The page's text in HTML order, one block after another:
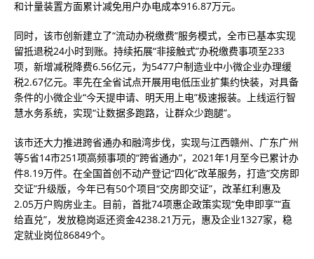
和计量装置方面累计减免用户办电成本916.87万元。
同时，该市创新建立了“流动办税缴费”服务模式，全市已基本实现
留抵退税24小时到账。持续拓展“非接触式”办税缴费事项至233
项，新增减税降费6.56亿元，为5477户制造业中小微企业办理缓
税2.67亿元。率先在全省试点开展用电低压业扩集约快装，对具备
条件的小微企业“今天提申请、明天用上电”极速报装。上线运行智
慧水务系统，实现“让数据多跑路，让群众少跑腿”。
该市还大力推进跨省通办和融湾步伐，实现与江西赣州、广东广州
等5省14市251项高频事项的“跨省通办”，2021年1月至今已累计办
件8.19万件。在全国首创不动产登记“四化”改革服务，打造“交房即
交证”升级版，今年已有50个项目“交房即交证”，改革红利惠及
2.05万户购房业主。目前，首批74项惠企政策实现“免申即享”“直
给直兑”，发放稳岗返还资金4238.21万元，惠及企业1327家，稳
定就业岗位86849个。